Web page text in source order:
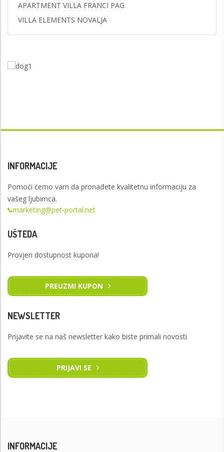
APARTMENT VILLA FRANCI PAG
VILLA ELEMENTS NOVALJA
INFORMACIJE
Pomoći ćemo vam da pronađete kvalitetnu informaciju za
vašeg ljubimca.
marketing@pet-portal.net
UŠTEDA
Provjeri dostupnost kupona!
PREUZMI KUPON
NEWSLETTER
Prijavite se na naš newsletter kako biste primali novosti
PRIJAVI SE
INFORMACIJE